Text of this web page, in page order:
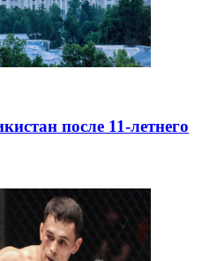
после 11-летнего